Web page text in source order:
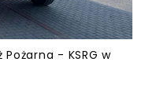
- KSRG w